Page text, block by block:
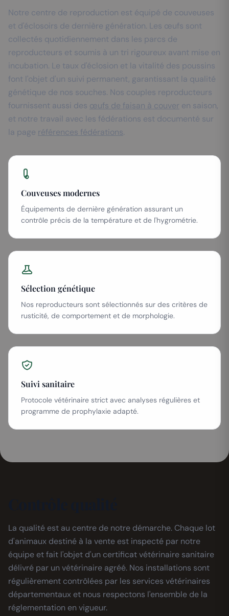
Notre centre de reproduction est équipé de couveuses
et d'éclosoirs de dernière génération. Les œufs sont
collectés quotidiennement dans les parcs de
reproducteurs et soumis à un tri rigoureux avant mise en
incubation. Le taux d'éclosion et la vitalité des poussins
font l'objet d'un suivi permanent, garantissant la qualité
génétique de nos souches. Nos couples reproducteurs
fournissent aussi des œufs de faisan à couver en saison,
et notre travail avec les fédérations est documenté sur
la page références fédérations.
Couveuses modernes
Équipements de dernière génération assurant un
contrôle précis de la température et de l'hygrométrie.
Sélection génétique
Nos reproducteurs sont sélectionnés sur des critères de
rusticité, de comportement et de morphologie.
Suivi sanitaire
Protocole vétérinaire strict avec analyses régulières et
programme de prophylaxie adapté.
La qualité est au centre de notre démarche. Chaque lot
d'animaux destiné à la vente est inspecté par notre
équipe et fait l'objet d'un certificat vétérinaire sanitaire
délivré par un vétérinaire agréé. Nos installations sont
régulièrement contrôlées par les services vétérinaires
départementaux et nous respectons l'ensemble de la
réglementation en vigueur.